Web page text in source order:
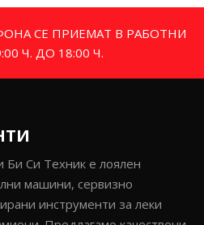
СЕ ПРИЕМАТ В РАБОТНИ
Ч. ДО 18:00 Ч.
Би Си Техник е лоялен
машини, сервизно
инструменти за леки